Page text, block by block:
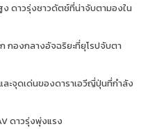
ง ดาวรุ่งชาวดัตช์ที่น่าจับตามองใน
กองกลางอัจฉริยะที่ยุโรปจับตา
ละจุดเด่นของดาราเอวีญี่ปุ่นที่กำลัง
ดาวรุ่งพุ่งแรง